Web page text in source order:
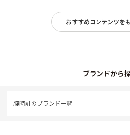
おすすめコンテンツを
ブランドから
腕時計のブランド一覧